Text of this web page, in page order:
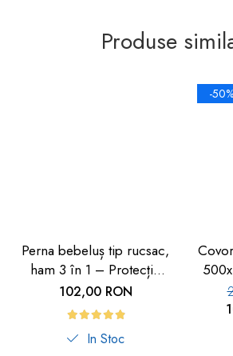
Produse
Perna bebeluș tip rucsac,
ham 3 în 1 – Protecție
cap și spate cu design
avion
102,00 RON
In Stoc
-50%